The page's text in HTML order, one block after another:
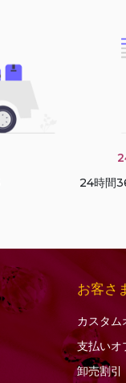
24時間
お客さ
カスタム
支払いオ
卸売割引